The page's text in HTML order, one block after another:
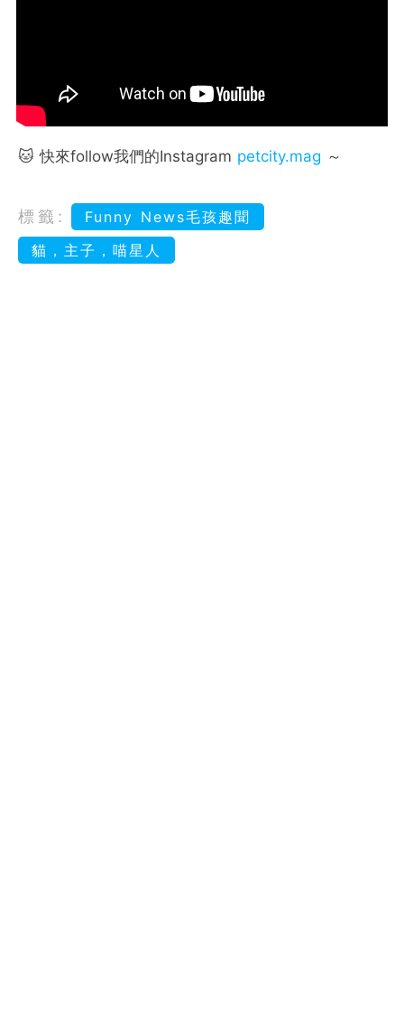
🐱 快來follow我們的Instagram petcity.mag ～
標籤:
Funny News毛孩趣聞
貓，主子，喵星人